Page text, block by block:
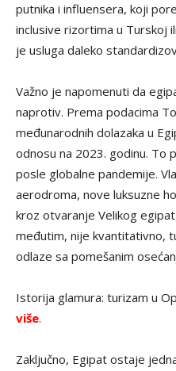
putnika i influensera, koji
inclusive rizortima u Turskoj
je usluga daleko
Važno je napomenuti da
naprotiv. Prema podacima
međunarodnih dolazaka u
odnosu na 2023. godinu. To
posle globalne pandemije.
aerodroma, nove luksuzne
kroz otvaranje Velikog
međutim, nije kvantitativno,
odlaze sa pomešanim
Istorija glamura: turizam u
više.
Zaključno, Egipat ostaje